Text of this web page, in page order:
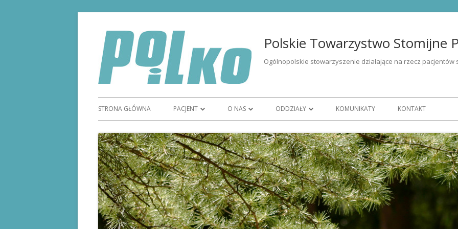
Polskie Towarzystwo Stomijne
Ogólnopolskie stowarzyszenie działające na rzecz pacjentów
STRONA GŁÓWNA PACJENT
STOMIĄ
STOMIA
SPRZĘT STOMIJNY
REFUNDACJA SPRZĘTU
O NAS
CZŁONKOSTWO
ZARZĄD
WOLONTARIAT
HISTORIA
ODDZIAŁY
OR BYDGOSZCZ
OR GORZÓW WIELKOPOLSKI
OR KATOWICE
OR KIELCE
KOMUNIKATY KONTAKT